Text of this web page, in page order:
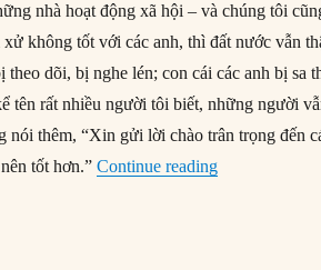
nhà hoạt động xã hội – và chúng tôi
không tốt với các anh, thì đất nước vẫn
theo dõi, bị nghe lén; con cái các anh bị sa
tên rất nhiều người tôi biết, những người
nói thêm, “Xin gửi lời chào trân trọng đến
tốt hơn.”Continue reading“Khi chủ